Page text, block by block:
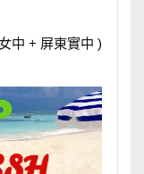
中 + 屏東實中 )